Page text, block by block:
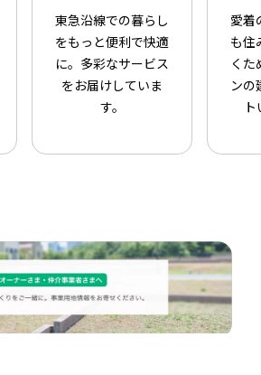
東急沿線での暮らし
をもっと便利で快適
に。多彩なサービス
をお届けしていま
す。
愛着
も住
く
ンの